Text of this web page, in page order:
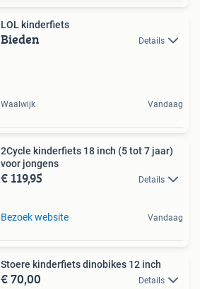
LOL kinderfiets
Bieden Details
Waalwijk Vandaag
2Cycle kinderfiets 18 inch (5 tot 7 jaar)
voor jongens
€ 119,95 Details
Bezoek website Vandaag
Stoere kinderfiets dinobikes 12 inch
€ 70,00 Details